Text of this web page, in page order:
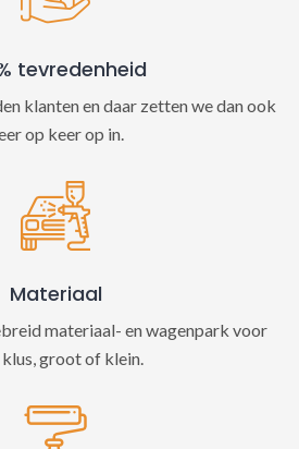
tevredenheid
klanten en daar zetten we dan ook
op keer op in.
Materiaal
materiaal- en wagenpark voor
groot of klein.